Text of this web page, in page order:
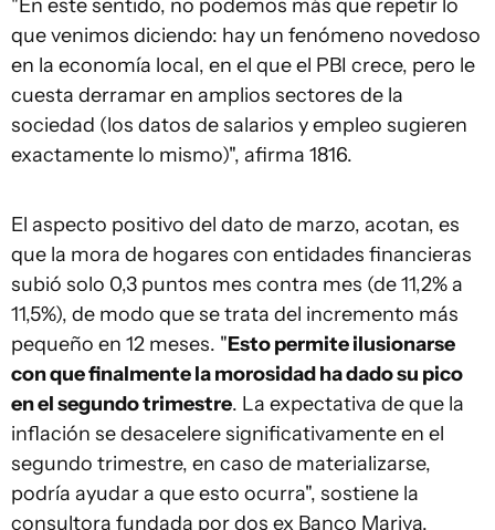
"En este sentido, no podemos más que repetir lo
que venimos diciendo: hay un fenómeno novedoso
en la economía local, en el que el PBI crece, pero le
cuesta derramar en amplios sectores de la
sociedad (los datos de salarios y empleo sugieren
exactamente lo mismo)", afirma 1816.
El aspecto positivo del dato de marzo, acotan, es
que la mora de hogares con entidades financieras
subió solo 0,3 puntos mes contra mes (de 11,2% a
11,5%), de modo que se trata del incremento más
pequeño en 12 meses. "Esto permite ilusionarse
con que finalmente la morosidad ha dado su pico
en el segundo trimestre. La expectativa de que la
inflación se desacelere significativamente en el
segundo trimestre, en caso de materializarse,
podría ayudar a que esto ocurra", sostiene la
consultora fundada por dos ex Banco Mariva.